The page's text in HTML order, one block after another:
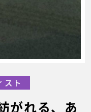
がれる、あ
スト